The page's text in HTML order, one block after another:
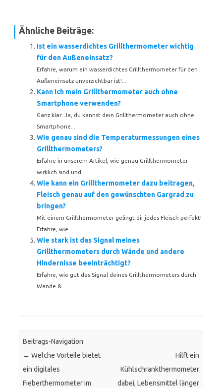
Ähnliche Beiträge:
Ist ein wasserdichtes Grillthermometer wichtig
für den Außeneinsatz?
Erfahre, warum ein wasserdichtes Grillthermometer für den
Außeneinsatz unverzichtbar ist!...
Kann ich mein Grillthermometer auch ohne
Smartphone verwenden?
Ganz klar: Ja, du kannst dein Grillthermometer auch ohne
Smartphone...
Wie genau sind die Temperaturmessungen eines
Grillthermometers?
Erfahre in unserem Artikel, wie genau Grillthermometer
wirklich sind und...
Wie kann ein Grillthermometer dazu beitragen,
Fleisch genau auf den gewünschten Gargrad zu
bringen?
Mit einem Grillthermometer gelingt dir jedes Fleisch perfekt!
Erfahre, wie...
Wie stark ist das Signal meines
Grillthermometers durch Wände und andere
Hindernisse beeinträchtigt?
Erfahre, wie gut das Signal deines Grillthermometers durch
Wände &...
Beitrags-Navigation
← Welche Vorteile bietet
ein digitales
Fieberthermometer im
Hilft ein
Kühlschrankthermometer
dabei, Lebensmittel länger